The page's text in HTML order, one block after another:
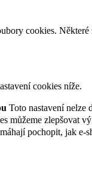
cookies.
cookies níže.
Toto nastavení nelze
můžeme zlepšovat
pochopit, jak e-